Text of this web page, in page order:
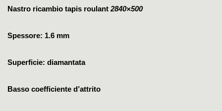
Nastro ricambio tapis roulant 2840×500
Spessore: 1.6 mm
Superficie: diamantata
Basso coefficiente d’attrito